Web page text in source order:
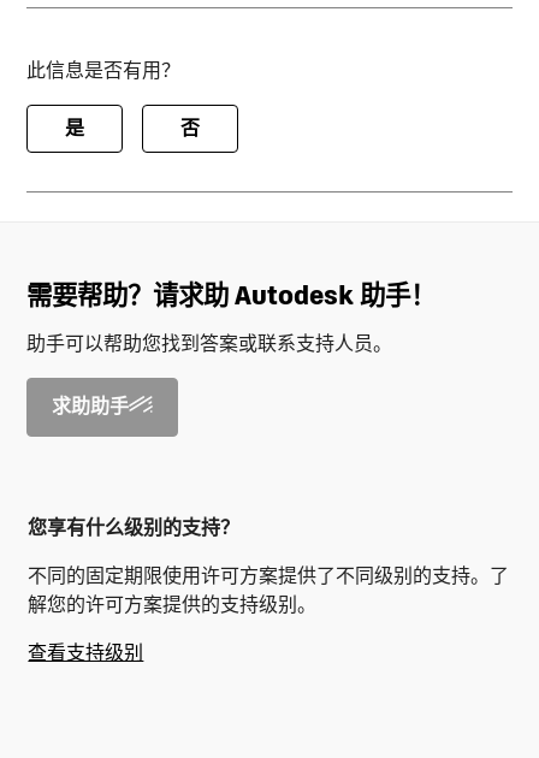
此信息是否有用？
是 否
需要帮助？请求助 Autodesk 助手！
助手可以帮助您找到答案或联系支持人员。
求助助手
您享有什么级别的支持？
不同的固定期限使用许可方案提供了不同级别的支持。了
解您的许可方案提供的支持级别。
查看支持级别